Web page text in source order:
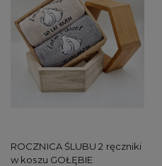
ROCZNICA ŚLUBU 2 ręczniki
w koszu GOŁĘBIE